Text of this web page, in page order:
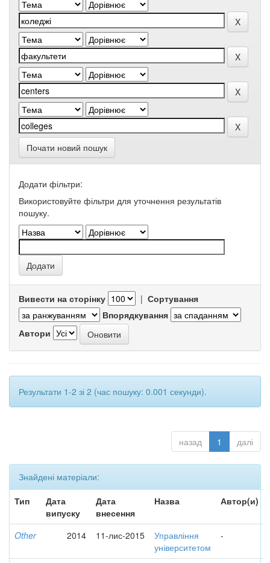
Почати новий пошук
Додати фільтри:
Використовуйте фільтри для уточнення результатів
пошуку.
Вивести на сторінку | Сортування
Впорядкування
Автори
Результати 1-2 зі 2 (час пошуку: 0.001 секунди).
назад 1 далі
Знайдені матеріали:
Тип
Дата
випуску
Дата
внесення
Назва Автор(и)
Other 2014 11-лис-2015
Управління
університетом
-